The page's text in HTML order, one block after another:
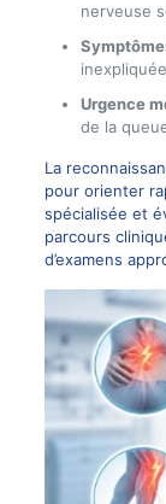
nerveuse
Urgence
de la
La
pour orienter
spécialisée et
parcours
d’examens